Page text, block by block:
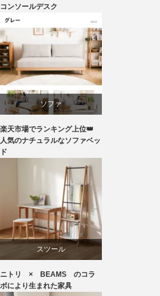
ビーチ
ブランディング
マーケティング
家具
コンソールデスク
ソファ
ライフスタイル
楽天市場でランキング上位👑
人気のナチュラルなソファベッ
ド
スツール
ニトリ
ニトリ × BEAMS のコラ
ボにより生まれた家具